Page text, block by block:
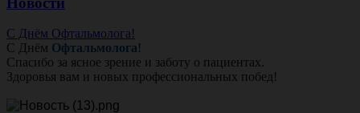
С Днём Офтальмолога!
С Днём Офтальмолога!
Спасибо за ясное зрение и заботу о пациентах.
Здоровья вам и новых профессиональных побед!